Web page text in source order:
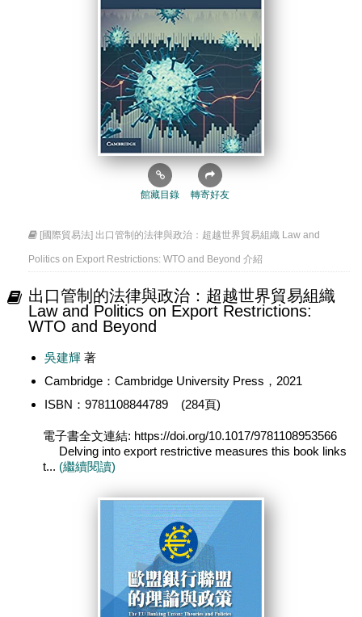
館藏目錄 轉寄好友
[國際貿易法] 出口管制的法律與政治：超越世界貿易組織 Law and
Politics on Export Restrictions: WTO and Beyond 介紹
出口管制的法律與政治：超越世界貿易組織
Law and Politics on Export Restrictions:
WTO and Beyond
吳建輝著
Cambridge：Cambridge University Press，2021
ISBN：9781108844789 (284頁)
電子書全文連結: https://doi.org/10.1017/9781108953566
Delving into export restrictive measures this book links
t... (繼續閱讀)